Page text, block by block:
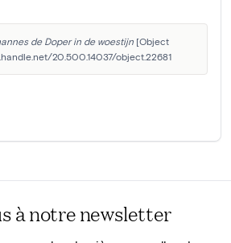
de Doper in de woestijn [Object
20.500.14037/object.22681
à notre newsletter